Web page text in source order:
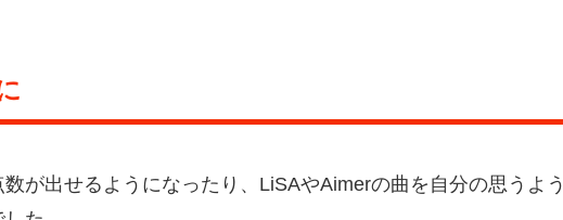
が出せるようになったり、LiSAやAimerの曲を自分の思うよう